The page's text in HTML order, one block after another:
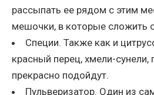
рассыпать ее рядом с этим
мешочки, в которые сложить
Специи. Также как и
красный перец, хмели-
прекрасно подойдут.
Пульверизатор. Один из